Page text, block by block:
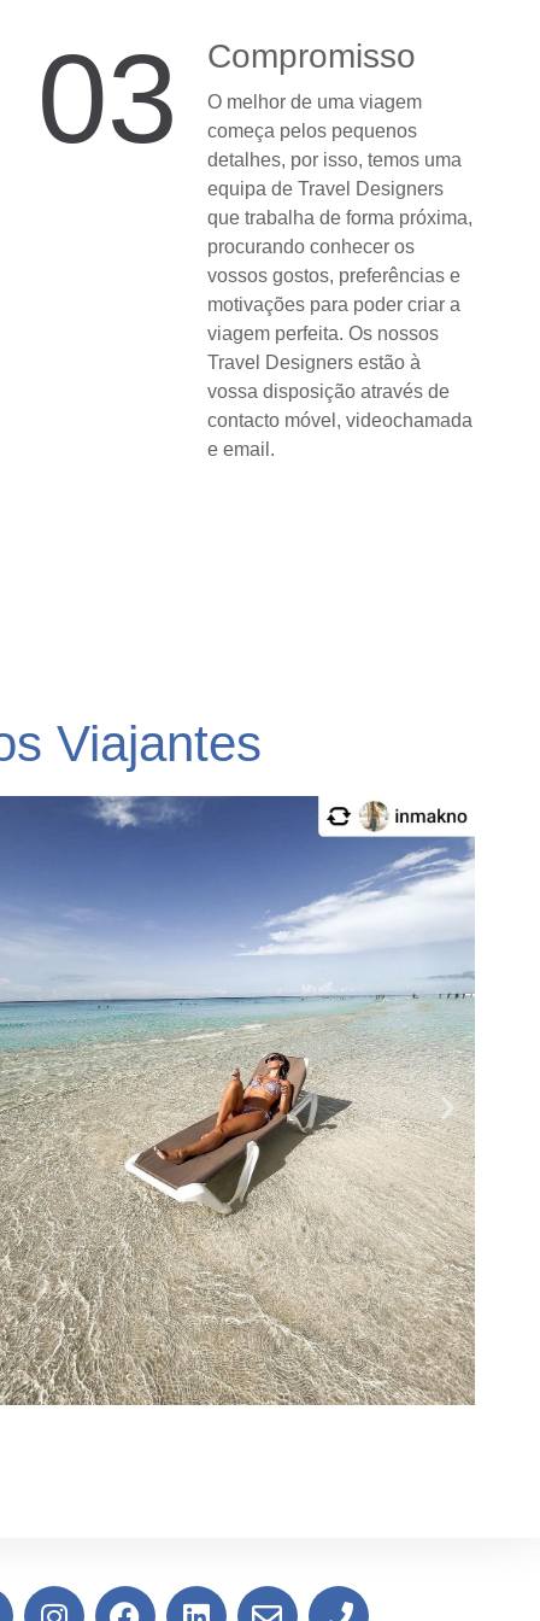
03 Compromisso
O melhor de uma viagem
começa pelos pequenos
detalhes, por isso, temos uma
equipa de Travel Designers
que trabalha de forma próxima,
procurando conhecer os
vossos gostos, preferências e
motivações para poder criar a
viagem perfeita. Os nossos
Travel Designers estão à
vossa disposição através de
contacto móvel, videochamada
e email.
Viajantes